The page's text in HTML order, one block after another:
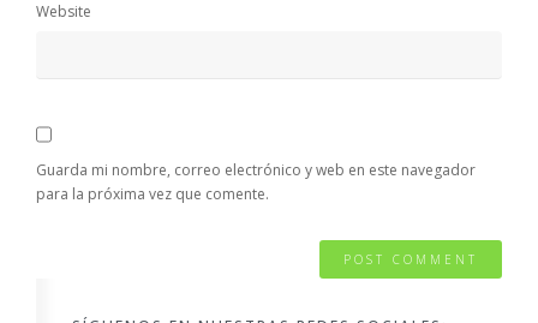
Website
Guarda mi nombre, correo electrónico y web en este navegador
para la próxima vez que comente.